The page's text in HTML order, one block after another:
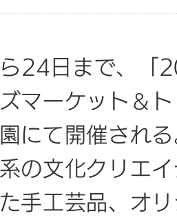
24日まで、「
マーケット＆
にて開催され
の文化クリエ
手工芸品、オ